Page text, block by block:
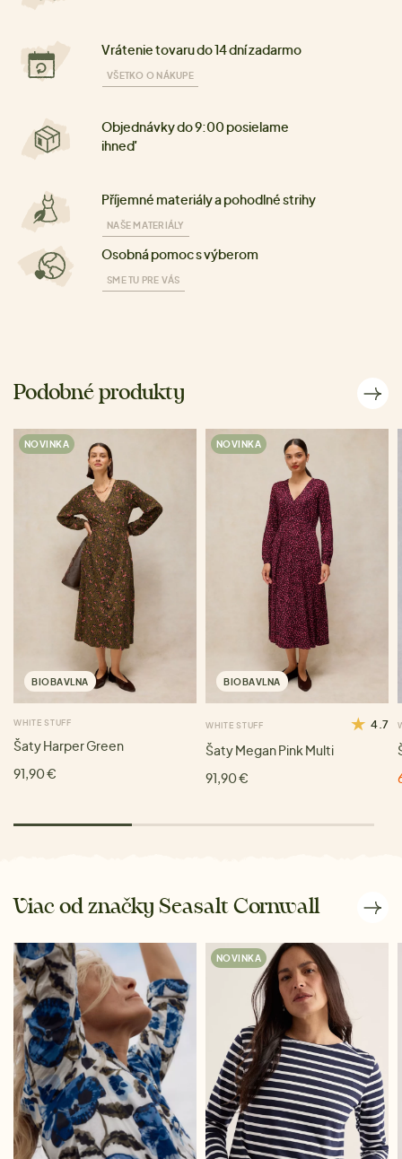
Vrátenie tovaru do 14 dní zadarmo
VŠETKO O NÁKUPE
Objednávky do 9:00 posielame
ihneď
Příjemné materiály a pohodlné strihy
NAŠE MATERIÁLY
Osobná pomoc s výberom
SME TU PRE VÁS
Podobné produkty
NOVINKA
BIOBAVLNA
WHITE STUFF
Šaty Harper Green
91,90 €
NOVINKA
BIOBAVLNA
WHITE STUFF 4.7
Šaty Megan Pink Multi
91,90 €
Viac od značky Seasalt Cornwall
NOVINKA